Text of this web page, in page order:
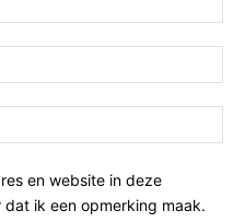
en website in deze
ik een opmerking maak.